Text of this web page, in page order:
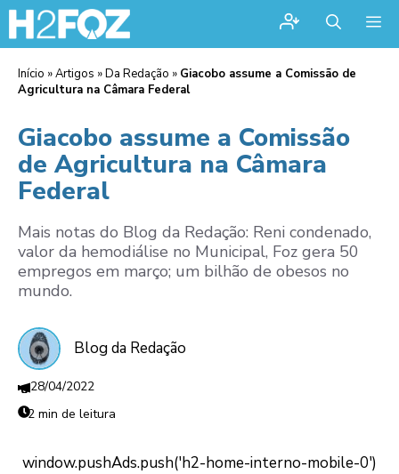
Início »Artigos »Da Redação » Giacobo assume a Comissão de
Agricultura na Câmara Federal
Giacobo assume a Comissão
de Agricultura na Câmara
Federal
Mais notas do Blog da Redação: Reni condenado,
valor da hemodiálise no Municipal, Foz gera 50
empregos em março; um bilhão de obesos no
mundo.
Blog da Redação
28/04/2022
2 min de leitura